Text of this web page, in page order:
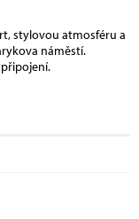
stylovou atmosféru a
náměstí.